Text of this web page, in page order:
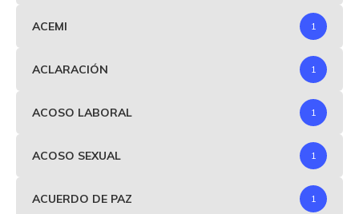
ACEMI 1
ACLARACIÓN 1
ACOSO LABORAL 1
ACOSO SEXUAL 1
ACUERDO DE PAZ 1